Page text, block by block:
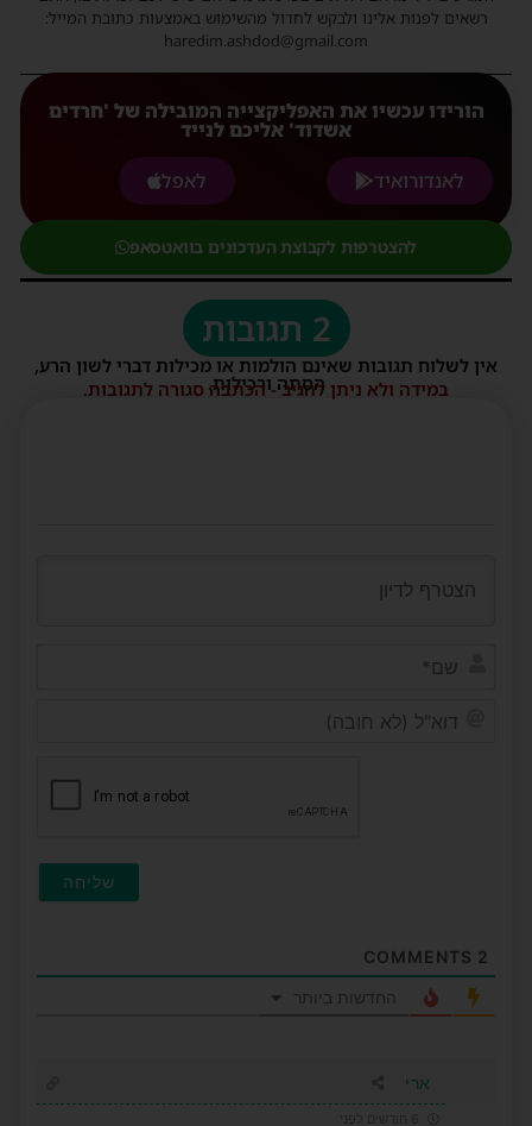
רשאים לפנות אלינו ולבקש לחדול מהשימוש באמצעות כתובת המייל:
haredim.ashdod@gmail.com
הורידו עכשיו את האפליקצייה המובילה של 'חרדים
אשדוד' אליכם לנייד
לאנדורואיד
לאפל
להצטרפות לקבוצת העדכונים בוואטסאפ
2 תגובות
אין לשלוח תגובות שאינם הולמות או מכילות דברי לשון הרע,
הסתה ורכילות.
במידה ולא ניתן להגיב - הכתבה סגורה לתגובות.
2
החדשות ביותר
ארי